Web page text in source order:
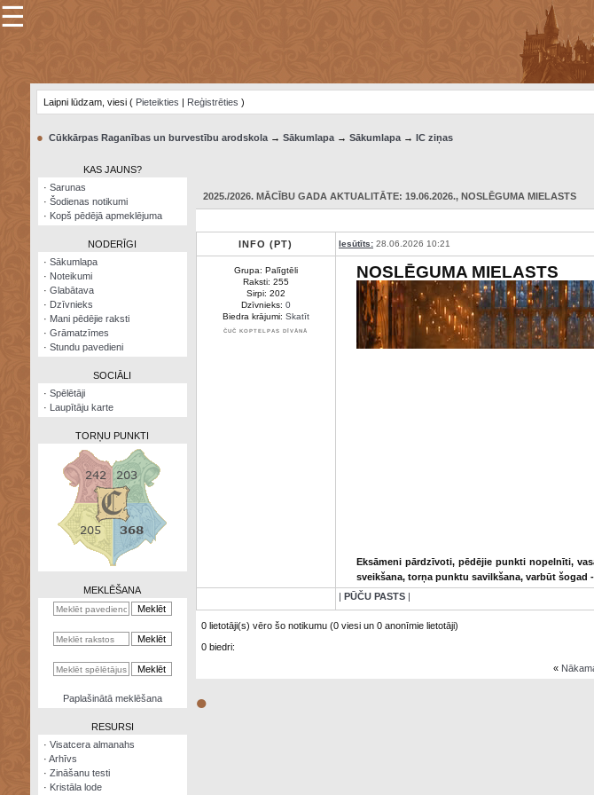
×
Šodienas
Visatcera
almanahs
kalkulators
☰
Laipni lūdzam, viesi ( Pieteikties | Reģistrēties )
● Cūkkārpas Raganības un burvestību arodskola→ Sākumlapa→ Sākumlapa→ IC ziņas
KAS JAUNS?
· Sarunas
· Šodienas notikumi
· Kopš pēdējā apmeklējuma
NODERĪGI
· Sākumlapa
· Noteikumi
· Glabātava
· Dzīvnieks
· Mani pēdējie raksti
· Grāmatzīmes
· Stundu pavedieni
SOCIĀLI
· Spēlētāji
· Laupītāju karte
TORŅU PUNKTI
MEKLĒŠANA
Paplašinātā meklēšana
RESURSI
· Visatcera almanahs
· Arhīvs
· Zināšanu testi
· Kristāla lode
2025./2026. MĀCĪBU GADA AKTUALITĀTE: 19.06.2026., NOSLĒGUMA MIELASTS
INFO (PT) Iesūtīts:28.06.2026 10:21
Grupa: Palīgtēli
Raksti: 255
Sirpi: 202
Dzīvnieks: 0
Biedra krājumi: Skatīt
ČUČ KOPTELPAS DĪVĀNĀ
NOSLĒGUMA MIELASTS
Eksāmeni pārdzīvoti, pēdējie punkti nopelnīti,
sveikšana, torņa punktu savilkšana, varbūt šogad
| PŪČU PASTS|
0 lietotāji(s) vēro šo notikumu (0 viesi un 0 anonīmie lietotāji)
0 biedri:
«
●